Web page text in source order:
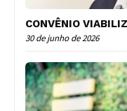
CONVÊNIO
30 de junho de 2026